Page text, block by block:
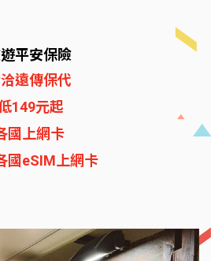
平安保險
遠傳保代
149元起
國上網卡
國eSIM上網卡